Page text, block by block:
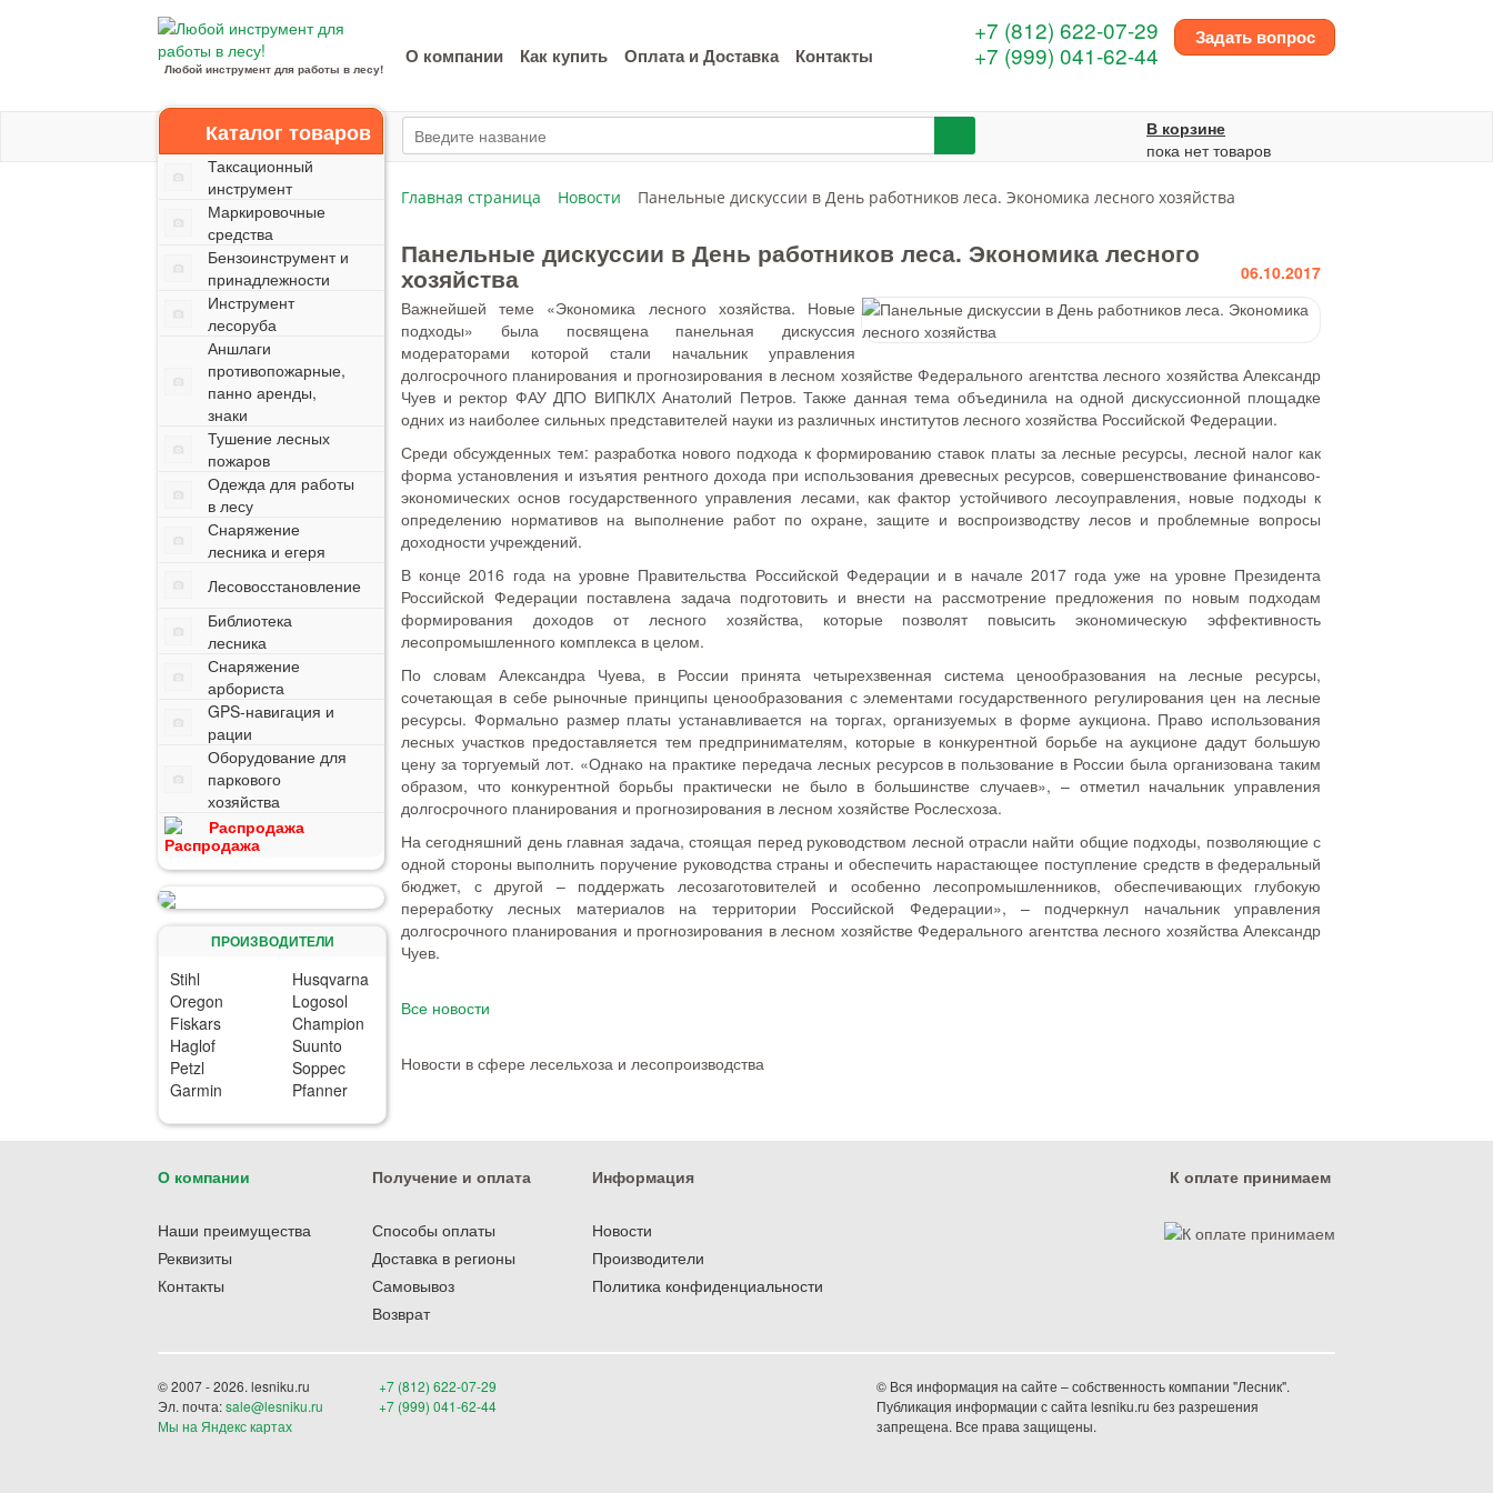
Любой инструмент для работы в лесу!
О компании Как купить Оплата и Доставка Контакты
Задать вопрос
+7 (812) 622-07-29
+7 (999) 041-62-44
В корзине
пока нет товаров
Каталог товаров
Таксационный
инструмент
Маркировочные
средства
Бензоинструмент и
принадлежности
Инструмент
лесоруба
Аншлаги
противопожарные,
панно аренды,
знаки
Тушение лесных
пожаров
Одежда для работы
в лесу
Снаряжение
лесника и егеря
Лесовосстановление
Библиотека
лесника
Снаряжение
арбориста
GPS-навигация и
рации
Оборудование для
паркового
хозяйства
Распродажа
ПРОИЗВОДИТЕЛИ
Stihl
Husqvarna
Oregon
Logosol
Fiskars
Champion
Haglof
Suunto
Petzl
Soppec
Garmin
Pfanner
Главная страница Новости Панельные дискуссии в День работников леса. Экономика лесного хозяйства
Панельные дискуссии в День работников леса. Экономика лесного
хозяйства
06.10.2017
Важнейшей теме «Экономика лесного хозяйства. Новые
подходы» была посвящена панельная дискуссия
модераторами которой стали начальник управления
долгосрочного планирования и прогнозирования в лесном хозяйстве Федерального агентства лесного хозяйства Александр
Чуев и ректор ФАУ ДПО ВИПКЛХ Анатолий Петров. Также данная тема объединила на одной дискуссионной площадке
одних из наиболее сильных представителей науки из различных институтов лесного хозяйства Российской Федерации.
Среди обсужденных тем: разработка нового подхода к формированию ставок платы за лесные ресурсы, лесной налог как
форма установления и изъятия рентного дохода при использования древесных ресурсов, совершенствование финансово-
экономических основ государственного управления лесами, как фактор устойчивого лесоуправления, новые подходы к
определению нормативов на выполнение работ по охране, защите и воспроизводству лесов и проблемные вопросы
доходности учреждений.
В конце 2016 года на уровне Правительства Российской Федерации и в начале 2017 года уже на уровне Президента
Российской Федерации поставлена задача подготовить и внести на рассмотрение предложения по новым подходам
формирования доходов от лесного хозяйства, которые позволят повысить экономическую эффективность
лесопромышленного комплекса в целом.
По словам Александра Чуева, в России принята четырехзвенная система ценообразования на лесные ресурсы,
сочетающая в себе рыночные принципы ценообразования с элементами государственного регулирования цен на лесные
ресурсы. Формально размер платы устанавливается на торгах, организуемых в форме аукциона. Право использования
лесных участков предоставляется тем предпринимателям, которые в конкурентной борьбе на аукционе дадут большую
цену за торгуемый лот. «Однако на практике передача лесных ресурсов в пользование в России была организована таким
образом, что конкурентной борьбы практически не было в большинстве случаев», – отметил начальник управления
долгосрочного планирования и прогнозирования в лесном хозяйстве Рослесхоза.
На сегодняшний день главная задача, стоящая перед руководством лесной отрасли найти общие подходы, позволяющие с
одной стороны выполнить поручение руководства страны и обеспечить нарастающее поступление средств в федеральный
бюджет, с другой – поддержать лесозаготовителей и особенно лесопромышленников, обеспечивающих глубокую
переработку лесных материалов на территории Российской Федерации», – подчеркнул начальник управления
долгосрочного планирования и прогнозирования в лесном хозяйстве Федерального агентства лесного хозяйства Александр
Чуев.
Все новости
Новости в сфере лесельхоза и лесопроизводства
О компании
Наши преимущества
Реквизиты
Контакты
Получение и оплата
Способы оплаты
Доставка в регионы
Самовывоз
Возврат
Информация
Новости
Производители
Политика конфиденциальности
К оплате принимаем
© 2007 - 2026. lesniku.ru
Эл. почта:sale@lesniku.ru
Мы на Яндекс картах
+7 (812) 622-07-29
+7 (999) 041-62-44
© Вся информация на сайте – собственность компании "Лесник".
Публикация информации с сайта lesniku.ru без разрешения
запрещена. Все права защищены.